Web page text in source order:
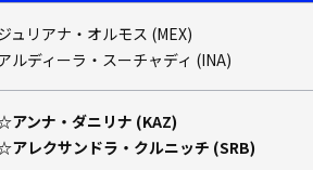
ュリアナ・オルモス (MEX)
ルディーラ・スーチャディ (INA)
アンナ・ダニリナ (KAZ)
アレクサンドラ・クルニッチ (SRB)